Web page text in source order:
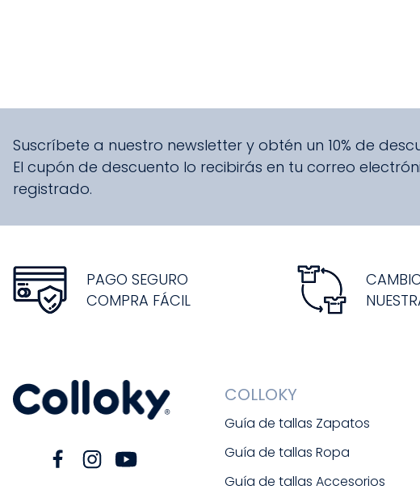
Suscríbete a nuestro newsletter y obtén un 10% de
El cupón de descuento lo recibirás en tu correo
registrado.
PAGO SEGURO
COMPRA FÁCIL
COLLOKY
Guía de tallas Zapatos
Guía de tallas Ropa
Guía de tallas Accesorios